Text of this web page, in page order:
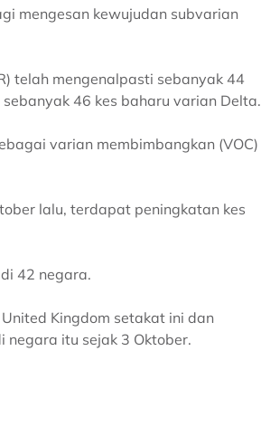
mengesan kewujudan subvarian
telah mengenalpasti sebanyak 44
46 kes baharu varian Delta.
varian membimbangkan (VOC)
lalu, terdapat peningkatan kes
42 negara.
Kingdom setakat ini dan
negara itu sejak 3 Oktober.